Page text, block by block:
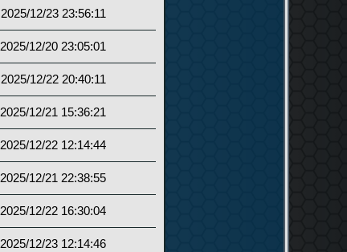
2025/12/23 23:56:11
2025/12/20 23:05:01
2025/12/22 20:40:11
2025/12/21 15:36:21
2025/12/22 12:14:44
2025/12/21 22:38:55
2025/12/22 16:30:04
2025/12/23 12:14:46